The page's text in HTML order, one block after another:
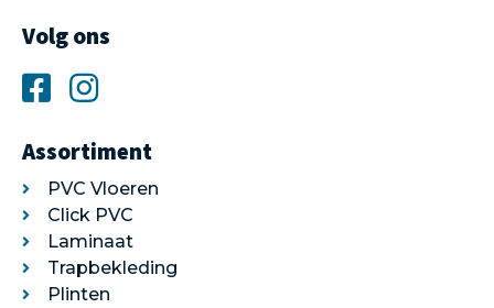
Volg ons
Assortiment
PVC Vloeren
Click PVC
Laminaat
Trapbekleding
Plinten